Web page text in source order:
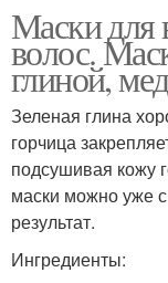
Маски для
волос.
глиной,
Зеленая глина
горчица
подсушивая кожу
маски можно уже
результат.
Ингредиенты: